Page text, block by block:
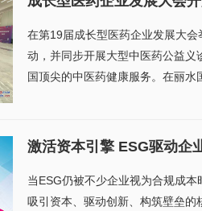
在第19届成长型医药企业发展大
动，并同步开展大型中医药公益
国顶尖的中医药健康服务。在丽
激活资本引擎 ESG驱动企
当ESG仍被不少企业视为合规成
吸引资本、驱动创新、构筑壁垒